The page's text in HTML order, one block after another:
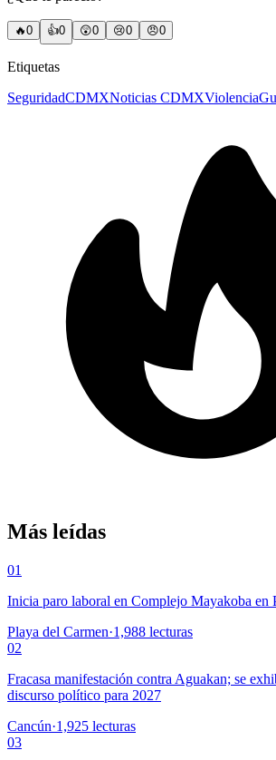
🔥0 👍0 😲0 😢0 😠0
Etiquetas
SeguridadCDMXNoticias CDMXViolencia
Más leídas
01
Inicia paro laboral en Complejo Mayakoba en
Playa del Carmen·1,988 lecturas
02
Fracasa manifestación contra Aguakan; se
discurso político para 2027
Cancún·1,925 lecturas
03